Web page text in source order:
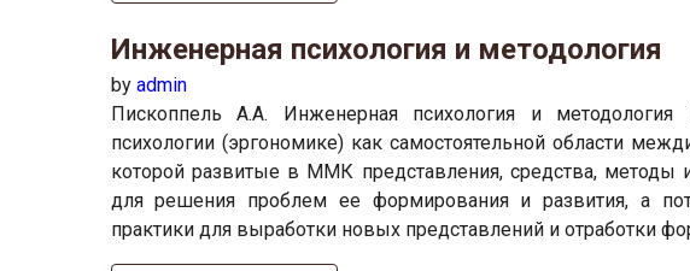
Инженерная психология и методология
by admin
Пископпель А.А. Инженерная психология и
психологии (эргономике) как самостоятельной области
которой развитые в ММК представления, средства,
для решения проблем ее формирования и развития, а
практики для выработки новых представлений и отработки